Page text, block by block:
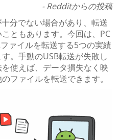
- Redditからの投稿
分でない場合があり、転送
ともあります。今回は、PC
ァイルを転送する5つの実績
。手動のUSB転送が失敗し
使えば、データ損失なく映
ファイルを転送できます。